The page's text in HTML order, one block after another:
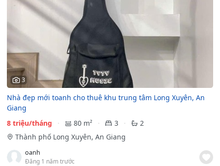
3
Nhà đẹp mới toanh cho thuê khu trung tâm Long Xuyên, An
Giang
8 triệu/tháng
80 m² 3
2
Thành phố Long Xuyên, An Giang
oanh
Đăng 1 năm trước